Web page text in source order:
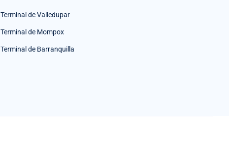
Terminal de Valledupar
Terminal de Mompox
Terminal de Barranquilla